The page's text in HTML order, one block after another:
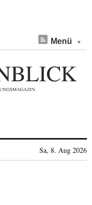
Menü
Sa, 8. Aug 2026